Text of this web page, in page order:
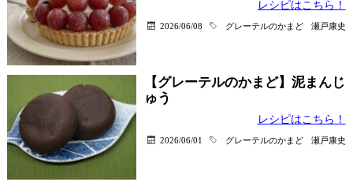
レシピはこちら！
2026/06/08 グレーテルのかまど 瀬戸康史
【グレーテルのかまど】泥まんじ
ゅう
レシピはこちら！
2026/06/01 グレーテルのかまど 瀬戸康史